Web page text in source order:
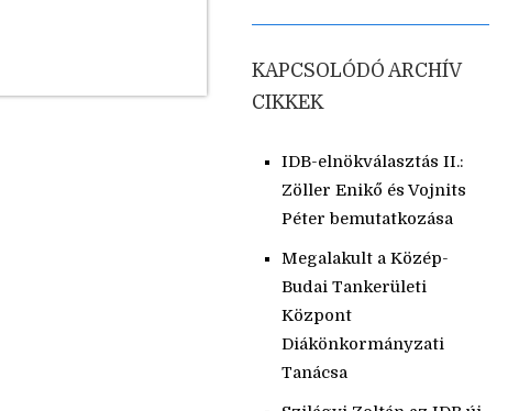
KAPCSOLÓDÓ ARCHÍV
CIKKEK
IDB-elnökválasztás II.:
Zöller Enikő és Vojnits
Péter bemutatkozása
Megalakult a Közép-
Budai Tankerületi
Központ
Diákönkormányzati
Tanácsa